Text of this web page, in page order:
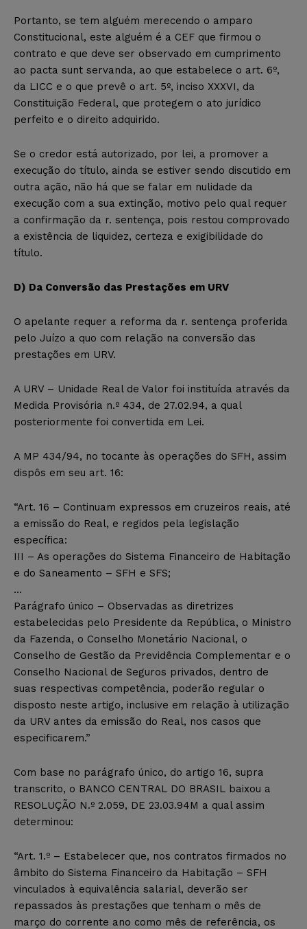
Portanto, se tem alguém merecendo o amparo
Constitucional, este alguém é a CEF que firmou o
contrato e que deve ser observado em cumprimento
ao pacta sunt servanda, ao que estabelece o art. 6º,
da LICC e o que prevê o art. 5º, inciso XXXVI, da
Constituição Federal, que protegem o ato jurídico
perfeito e o direito adquirido.
Se o credor está autorizado, por lei, a promover a
execução do título, ainda se estiver sendo discutido em
outra ação, não há que se falar em nulidade da
execução com a sua extinção, motivo pelo qual requer
a confirmação da r. sentença, pois restou comprovado
a existência de liquidez, certeza e exigibilidade do
título.
D) Da Conversão das Prestações em URV
O apelante requer a reforma da r. sentença proferida
pelo Juízo a quo com relação na conversão das
prestações em URV.
A URV – Unidade Real de Valor foi instituída através da
Medida Provisória n.º 434, de 27.02.94, a qual
posteriormente foi convertida em Lei.
A MP 434/94, no tocante às operações do SFH, assim
dispôs em seu art. 16:
“Art. 16 – Continuam expressos em cruzeiros reais, até
a emissão do Real, e regidos pela legislação
específica:
III – As operações do Sistema Financeiro de Habitação
e do Saneamento – SFH e SFS;
…
Parágrafo único – Observadas as diretrizes
estabelecidas pelo Presidente da República, o Ministro
da Fazenda, o Conselho Monetário Nacional, o
Conselho de Gestão da Previdência Complementar e o
Conselho Nacional de Seguros privados, dentro de
suas respectivas competência, poderão regular o
disposto neste artigo, inclusive em relação à utilização
da URV antes da emissão do Real, nos casos que
especificarem.”
Com base no parágrafo único, do artigo 16, supra
transcrito, o BANCO CENTRAL DO BRASIL baixou a
RESOLUÇÃO N.º 2.059, DE 23.03.94M a qual assim
determinou:
“Art. 1.º – Estabelecer que, nos contratos firmados no
âmbito do Sistema Financeiro da Habitação – SFH
vinculados à equivalência salarial, deverão ser
repassados às prestações que tenham o mês de
março do corrente ano como mês de referência, os